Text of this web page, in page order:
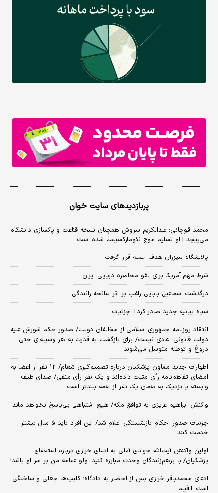
پربازدیدهای سایت خوان
محمد قوچانی: عبدالکریم سروش همچنان نسخه قناعت و پاکسازی دانشگاه
می‌پیچد | او تسلیم موج نئومارکسیسم شده است
پالایشگاه سیزران هدف حمله قرار گرفت
شرط مهم آمریکا برای لغو محاصره دریایی ایران
درگذشت اسماعیل بابایی راغب بر اثر سانحه رانندگی
سپاه بیانیه جدید صادر کرد+ جزئیات
انتقاد روزنامه جمهوری اسلامی از مخالفان دولت/ صدور حکم شورش علیه
دولت قانونی، عادی نیست/ برای بازگشت به قدرت به هر وسیله‌ای حتی
دروغ و توطئه متوسل می‌شوند
اظهارات جدید معاون پزشکیان درباره تصمیم‌گیری شعام/ ۱۲ نفر از اعضا به
امضای تفاهم‌نامه رأی مثبت داده‌اند و یک نفر رأی منفی/ صدای طیف
وابسته یا نزدیک به همان یک نفر از همه بلندتر است
واکنش ابراهیم عزیزی به توافق مکه/ هیچ اشتباهی بی‌پاسخ نخواهد ماند
جزئیات صدور احکام بازنشستگی اعلام شد/ این افراد باید ۵ سال بیشتر
خدمت کنند
اولین واکنش آیت‌الله جوادی آملی به ادعای خرازی درباره استعفای
پزشکیان/ با برهم‌زنندگان وحدت مبارزه کنید، ولو عمامه من بر سر او باشد!
ادعای محمدباقر خرازی پس از احضار به دادگاه؛ کلیپ‌ها جعلی و ساختگی
است +فیلم